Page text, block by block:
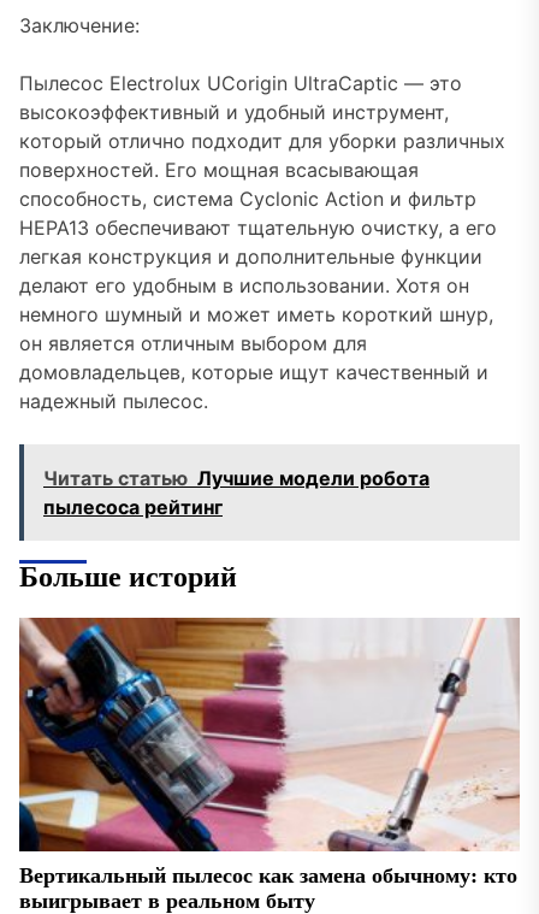
Заключение:
Пылесос Electrolux UCorigin UltraCaptic — это
высокоэффективный и удобный инструмент,
который отлично подходит для уборки различных
поверхностей. Его мощная всасывающая
способность, система Cyclonic Action и фильтр
HEPA13 обеспечивают тщательную очистку, а его
легкая конструкция и дополнительные функции
делают его удобным в использовании. Хотя он
немного шумный и может иметь короткий шнур,
он является отличным выбором для
домовладельцев, которые ищут качественный и
надежный пылесос.
Читать статью Лучшие модели робота
пылесоса рейтинг
Больше историй
Вертикальный пылесос как замена обычному: кто
выигрывает в реальном быту